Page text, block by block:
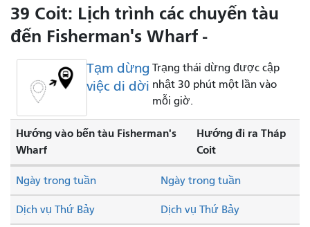
nào
39 Coit: Lịch trình các chuyến tàu
đến Fisherman's Wharf -
Tạm dừng
việc di dời
Trạng thái dừng được cập
nhật 30 phút một lần vào
mỗi giờ.
Hướng vào bến tàu Fisherman's
Wharf
Hướng đi ra Tháp
Coit
Dịch vụ Thứ Bảy Dịch vụ Thứ Bảy
Ngày trong tuần Ngày trong tuần